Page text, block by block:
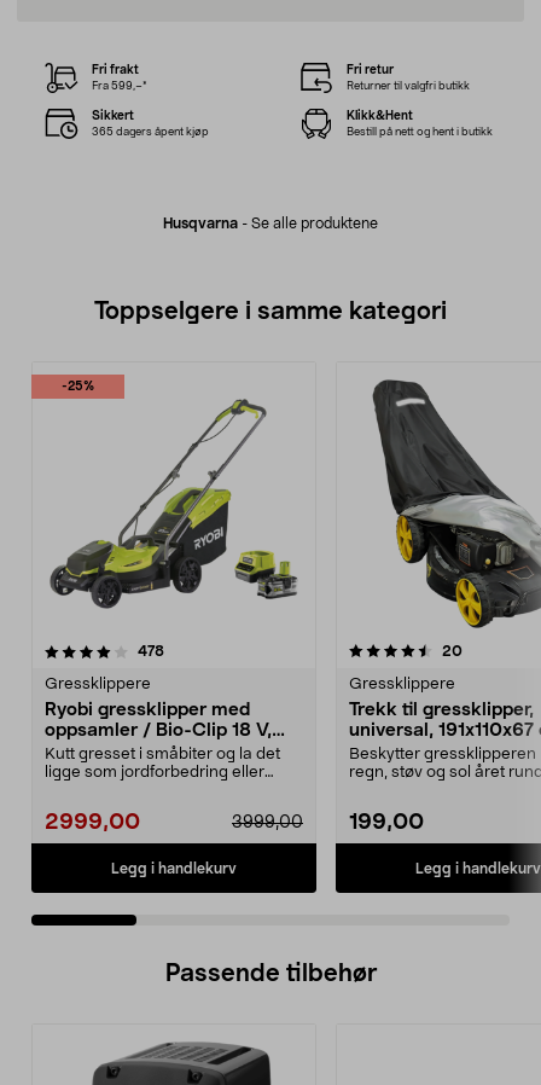
Husqvarna - Se alle produktene
Fri frakt
Fra 599,–*
Fri retur
Returner til valgfri butikk
Sikkert
365 dagers åpent kjøp
Klikk&Hent
Bestill på nett og hent i butikk
Toppselgere i samme kategori
-25%
478anmeldelser
Gressklippere
Ryobi gressklipper med
oppsamler / Bio-Clip 18 V,
RLM18X33B50
Kutt gresset i småbiter og la det
ligge som jordforbedring eller
2999,00 3999,00
Legg i handlekurv
4.5 av 5 stjerner 20
Gressklippere
Trekk til gressklipper,
universal, 191x110x67
Beskytter gressklipperen
regn, støv og sol året
199,00
Legg i handlekurv
4.0 av 5 stjerner
Passende tilbehør